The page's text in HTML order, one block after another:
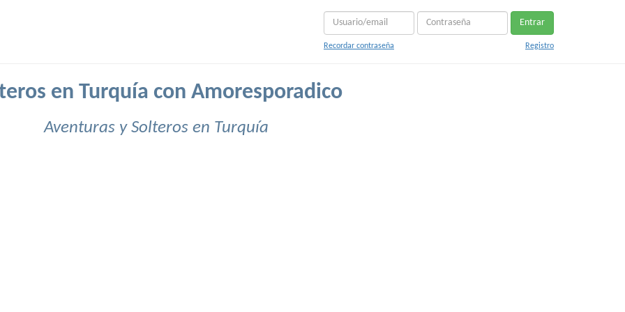
Entrar
Recordar contraseña Registro
en Turquía con Amoresporadico
Aventuras y Solteros en Turquía